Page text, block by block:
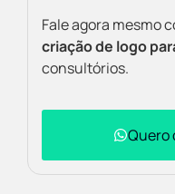
Fale agora mesmo
criação de logo
consultórios.
Quero